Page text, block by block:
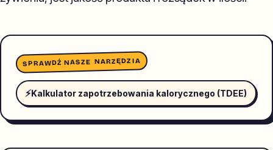
SPRAWDŹ NASZE NARZĘDZIA
⚡Kalkulator zapotrzebowania kalorycznego (TDEE)